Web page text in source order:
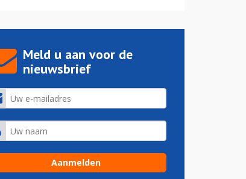
Meld u aan voor de
nieuwsbrief